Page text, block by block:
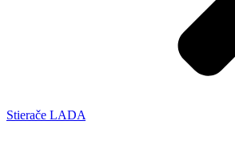
Stierače LADA